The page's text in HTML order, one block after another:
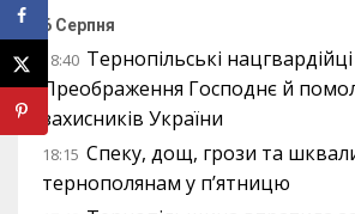
6 Серпня
18:40 Тернопільські
Преображення Господнє й
захисників України
18:15 Спеку, дощ, грози та
тернополянам у п’ятницю